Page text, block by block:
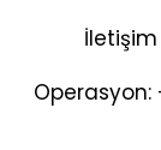
İletişim
Operasyon: